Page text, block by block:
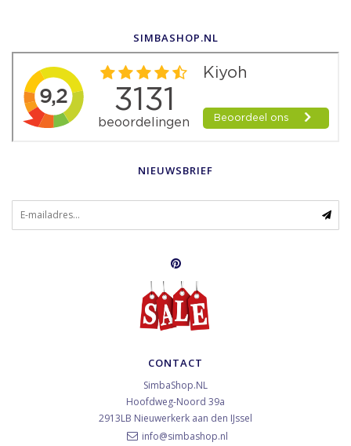
SIMBASHOP.NL
NIEUWSBRIEF
CONTACT
SimbaShop.NL
Hoofdweg-Noord 39a
2913LB Nieuwerkerk aan den IJssel
info@simbashop.nl